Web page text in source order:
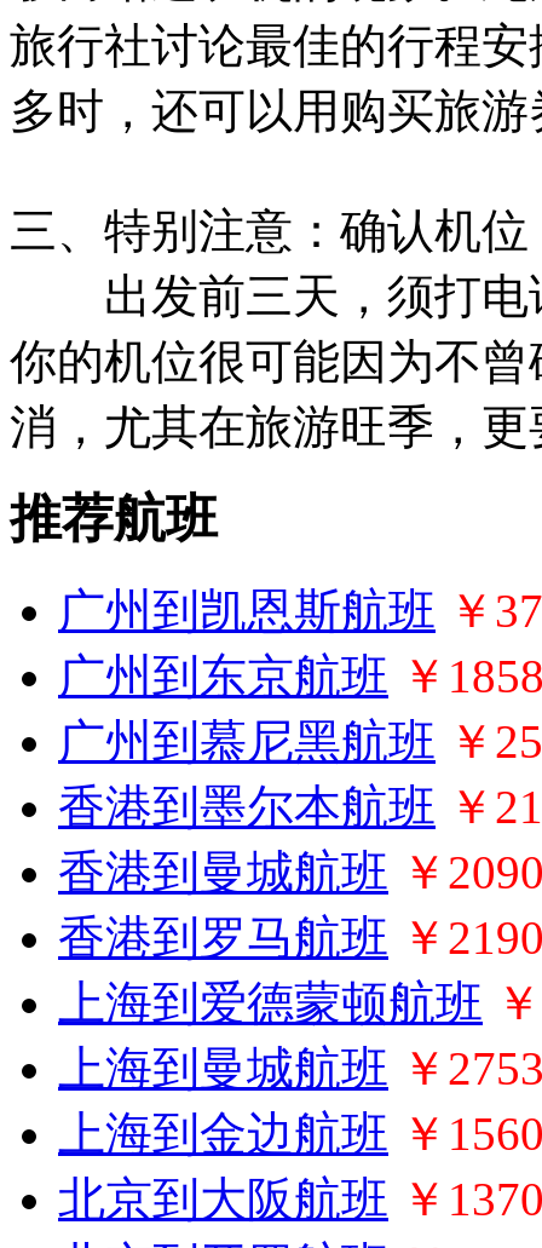
旅行社讨论最佳的行程
多时，还可以用购买旅
三、特别注意：确认机位
出发前三天，须打电
你的机位很可能因为不
消，尤其在旅游旺季，
推荐航班
广州到凯恩斯航班 ￥
广州到东京航班 ￥
广州到慕尼黑航班 ￥
香港到墨尔本航班 ￥
香港到曼城航班 ￥
香港到罗马航班 ￥
上海到爱德蒙顿航班
上海到曼城航班 ￥
上海到金边航班 ￥
北京到大阪航班 ￥